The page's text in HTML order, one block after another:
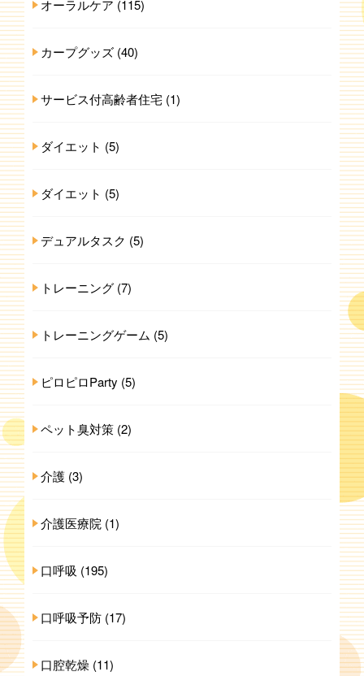
オーラルケア (115)
カープグッズ (40)
サービス付高齢者住宅 (1)
ダイエット (5)
ダイエット (5)
デュアルタスク (5)
トレーニング (7)
トレーニングゲーム (5)
ピロピロParty (5)
ペット臭対策 (2)
介護 (3)
介護医療院 (1)
口呼吸 (195)
口呼吸予防 (17)
口腔乾燥 (11)